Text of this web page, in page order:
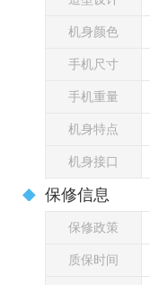
机身颜色
手机尺寸
手机重量
机身特点
机身接口
保修信息
保修政策
质保时间